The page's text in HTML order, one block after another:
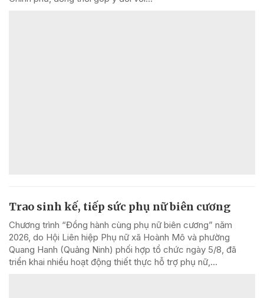
Trao sinh kế, tiếp sức phụ nữ biên cương
Chương trình “Đồng hành cùng phụ nữ biên cương” năm
2026, do Hội Liên hiệp Phụ nữ xã Hoành Mô và phường
Quang Hanh (Quảng Ninh) phối hợp tổ chức ngày 5/8, đã
triển khai nhiều hoạt động thiết thực hỗ trợ phụ nữ,...